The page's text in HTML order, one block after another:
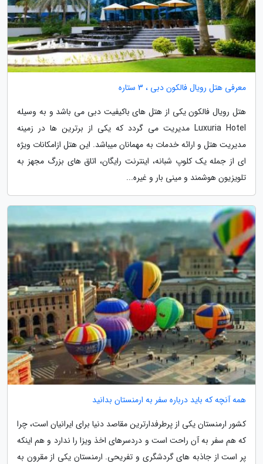
معرفی هتل رویال فالکون دبی ، 3 ستاره
هتل رویال فالکون یکی از هتل های باکیفیت دبی می باشد و به وسیله
Luxuria Hotel مدیریت می گردد که یکی از برترین ها در زمینه
مدیریت هتل و ارائه خدمات به مهمانان میباشد. این هتل ازامکانات ویژه
ای از جمله یک کلوپ شبانه، اینترنت رایگان، اتاق های بزرگ مجهز به
تلویزیون هوشمند و مینی بار و غیره...
همه آنچه که باید درباره سفر به ارمنستان بدانید
کشور ارمنستان یکی از پرطرفدارترین مقاصد دنیا برای ایرانیان است، چرا
که هم سفر به آن راحت است و دردسرهای اخذ ویزا را ندارد و هم اینکه
پر است از جاذبه های گردشگری و تفریحی. ارمنستان یکی از مقرون به